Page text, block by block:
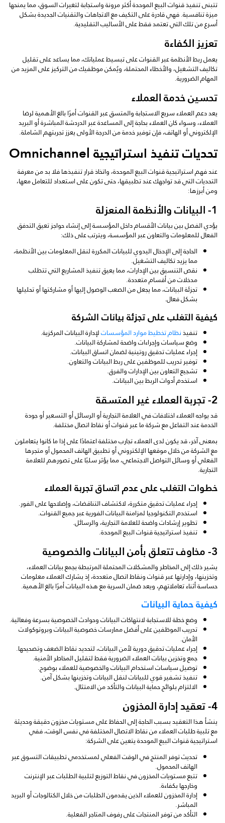
تتبنى تنفيذ قنوات البيع الموحدة أكثر مرونة واستجابة لتغيرات السوق، مما يمنحها
ميزة تنافسية. فهي قادرة على التكيف مع الاتجاهات والتقنيات الجديدة بشكل
أسرع من تلك التي تعتمد فقط على الأساليب التقليدية.
تعزيز الكفاءة
يعمل ربط الأنظمة عبر القنوات على تبسيط عملياتك، مما يساعد على تقليل
تكاليف التشغيل، والأخطاء المحتملة، ويُمكن موظفيك من التركيز على المزيد من
المهام الضرورية.
تحسين خدمة العملاء
يعد دعم العملاء سريع الاستجابة والمتسق عبر القنوات أمرًا بالغ الأهمية لرضا
العملاء، وسواء كان العملاء بحاجة إلى المساعدة عبر الدردشة المباشرة أو البريد
الإلكتروني أو الهاتف، فإن توفير خدمة من الدرجة الأولى يعزز تجربتهم الشاملة.
تحديات تنفيذ استراتيجية Omnichannel
عند فهم استراتيجية قنوات البيع الموحدة، واتخاذ قرار تنفيذها فلا بد من معرفة
التحديات التي قد تواجهك عند تطبيقها، حتى تكون على استعداد للتعامل معها،
ومن أبرزها:
1- البيانات والأنظمة المنعزلة
يؤدي الفصل بين بيانات الأقسام داخل المؤسسة إلى إنشاء حواجز تعيق التدفق
الفعال للمعلومات والتعاون عبر المؤسسة، ويترتب على ذلك:
الحاجة إلى الإدخال اليدوي للبيانات المكررة لنقل المعلومات بين الأنظمة،
مما يزيد تكاليف التشغيل.
نقص التنسيق بين الإدارات، مما يعيق تنفيذ المشاريع التي تتطلب
مدخلات من أقسام متعددة.
تجزئة البيانات، مما يجعل من الصعب الوصول إليها أو مشاركتها أو تحليلها
بشكل فعال.
كيفية التغلب على تجزئة بيانات الشركة
تنفيذنظام تخطيط موارد المؤسساتلإدارة البيانات المركزية.
وضع سياسات وإجراءات واضحة لمشاركة البيانات.
إجراء عمليات تدقيق روتينية لضمان اتساق البيانات.
توفير تدريب للموظفين على ربط البيانات والتعاون.
تشجيع التعاون بين الإدارات والفرق.
استخدم أدوات الربط بين البيانات.
2- تجربة العملاء غير المتسقة
قد يواجه العملاء اختلافات في العلامة التجارية أو الرسائل أو التسعير أو جودة
الخدمة عند التفاعل مع شركة ما عبر قنوات أو نقاط اتصال مختلفة.
بمعنى آخر، قد يكون لدى العملاء تجارب مختلفة اعتمادًا على إذا ما كانوا يتعاملون
مع الشركة من خلال موقعها الإلكتروني أو تطبيق الهاتف المحمول أو متجرها
الفعلي أو وسائل التواصل الاجتماعي، مما يؤثر سلبًا على تصورهم للعلامة
التجارية.
خطوات التغلب على عدم اتساق تجربة العملاء
إجراء عمليات تدقيق متكررة، لاكتشاف التناقضات، وإصلاحها على الفور.
استخدم التكنولوجيا لمزامنة البيانات الفورية عبر جميع القنوات.
تطوير إرشادات واضحة للعلامة التجارية، والرسائل.
تنفيذ استراتيجية قنوات البيع الموحدة.
3- مخاوف تتعلق بأمن البيانات والخصوصية
يشير ذلك إلى المخاطر والمشكلات المحتملة المرتبطة بجمع بيانات العملاء،
وتخزينها، وإدارتها عبر قنوات ونقاط اتصال متعددة، إذ يشارك العملاء معلومات
حساسة أثناء تعاملاتهم، ويعد ضمان السرية مع هذه البيانات أمرًا بالغ الأهمية.
كيفية حماية البيانات
وضع خطة للاستجابة لانتهاكات البيانات وحوادث الخصوصية بسرعة وفعالية.
تدريب الموظفين على أفضل ممارسات خصوصية البيانات وبروتوكولات
الأمان.
إجراء عمليات تدقيق دورية لأمن البيانات، لتحديد نقاط الضعف وتصحيحها.
جمع وتخزين بيانات العملاء الضرورية فقط لتقليل المخاطر الأمنية.
توصيل سياسات استخدام البيانات والخصوصية للعملاء بوضوح.
تنفيذ تشفير قوي للبيانات لنقل البيانات وتخزينها بشكل آمن.
الالتزام بلوائح حماية البيانات والتأكد من الامتثال.
4- تعقيد إدارة المخزون
ينشأ هذا التعقيد بسبب الحاجة إلى الحفاظ على مستويات مخزون دقيقة وحديثة
مع تلبية طلبات العملاء من نقاط الاتصال المختلفة في نفس الوقت، ففي
استراتيجية قنوات البيع الموحدة يتعين على الشركة:
تحديث توفر المنتج في الوقت الفعلي لمستخدمي تطبيقات التسوق عبر
الهاتف المحمول.
تتبع مستويات المخزون في نقاط التوزيع لتلبية الطلبات عبر الإنترنت
وخارجها بكفاءة.
إدارة المخزون للعملاء الذين يقدمون الطلبات من خلال الكتالوجات أو البريد
المباشر.
التأكد من توفر المنتجات على رفوف المتاجر الفعلية.